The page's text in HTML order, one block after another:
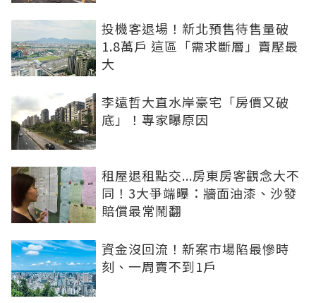
投機客退場！新北預售待售量破
1.8萬戶 這區「需求斷層」賣壓最
大
李遠哲大直水岸豪宅「房價又破
底」！專家曝原因
租屋退租點交...房東房客觀念大不
同！3大爭端曝：牆面油漆、沙發
賠償最常鬧翻
資金沒回流！新案市場陷最慘時
刻、一周賣不到1戶